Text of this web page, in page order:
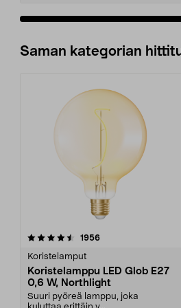
Saman kategorian
1956arvostelut
Koristelamput
Koristelamppu LED Glob E27
0,6 W, Northlight
Suuri pyöreä lamppu, joka
4.5 viidestä